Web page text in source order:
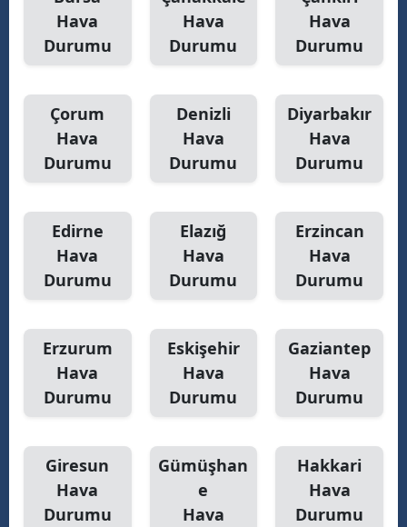
Hava
Durumu
Hava
Durumu
Hava
Durumu
Çorum
Hava
Durumu
Denizli
Hava
Durumu
Diyarbakır
Hava
Durumu
Edirne
Hava
Durumu
Elazığ
Hava
Durumu
Erzincan
Hava
Durumu
Erzurum
Hava
Durumu
Eskişehir
Hava
Durumu
Gaziantep
Hava
Durumu
Giresun
Hava
Durumu
Gümüşhan
e
Hava
Hakkari
Hava
Durumu